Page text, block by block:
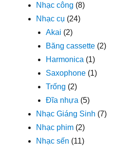
Nhạc công (8)
Nhạc cụ (24)
Akai (2)
Băng cassette (2)
Harmonica (1)
Saxophone (1)
Trống (2)
Đĩa nhựa (5)
Nhạc Giáng Sinh (7)
Nhạc phim (2)
Nhạc sến (11)